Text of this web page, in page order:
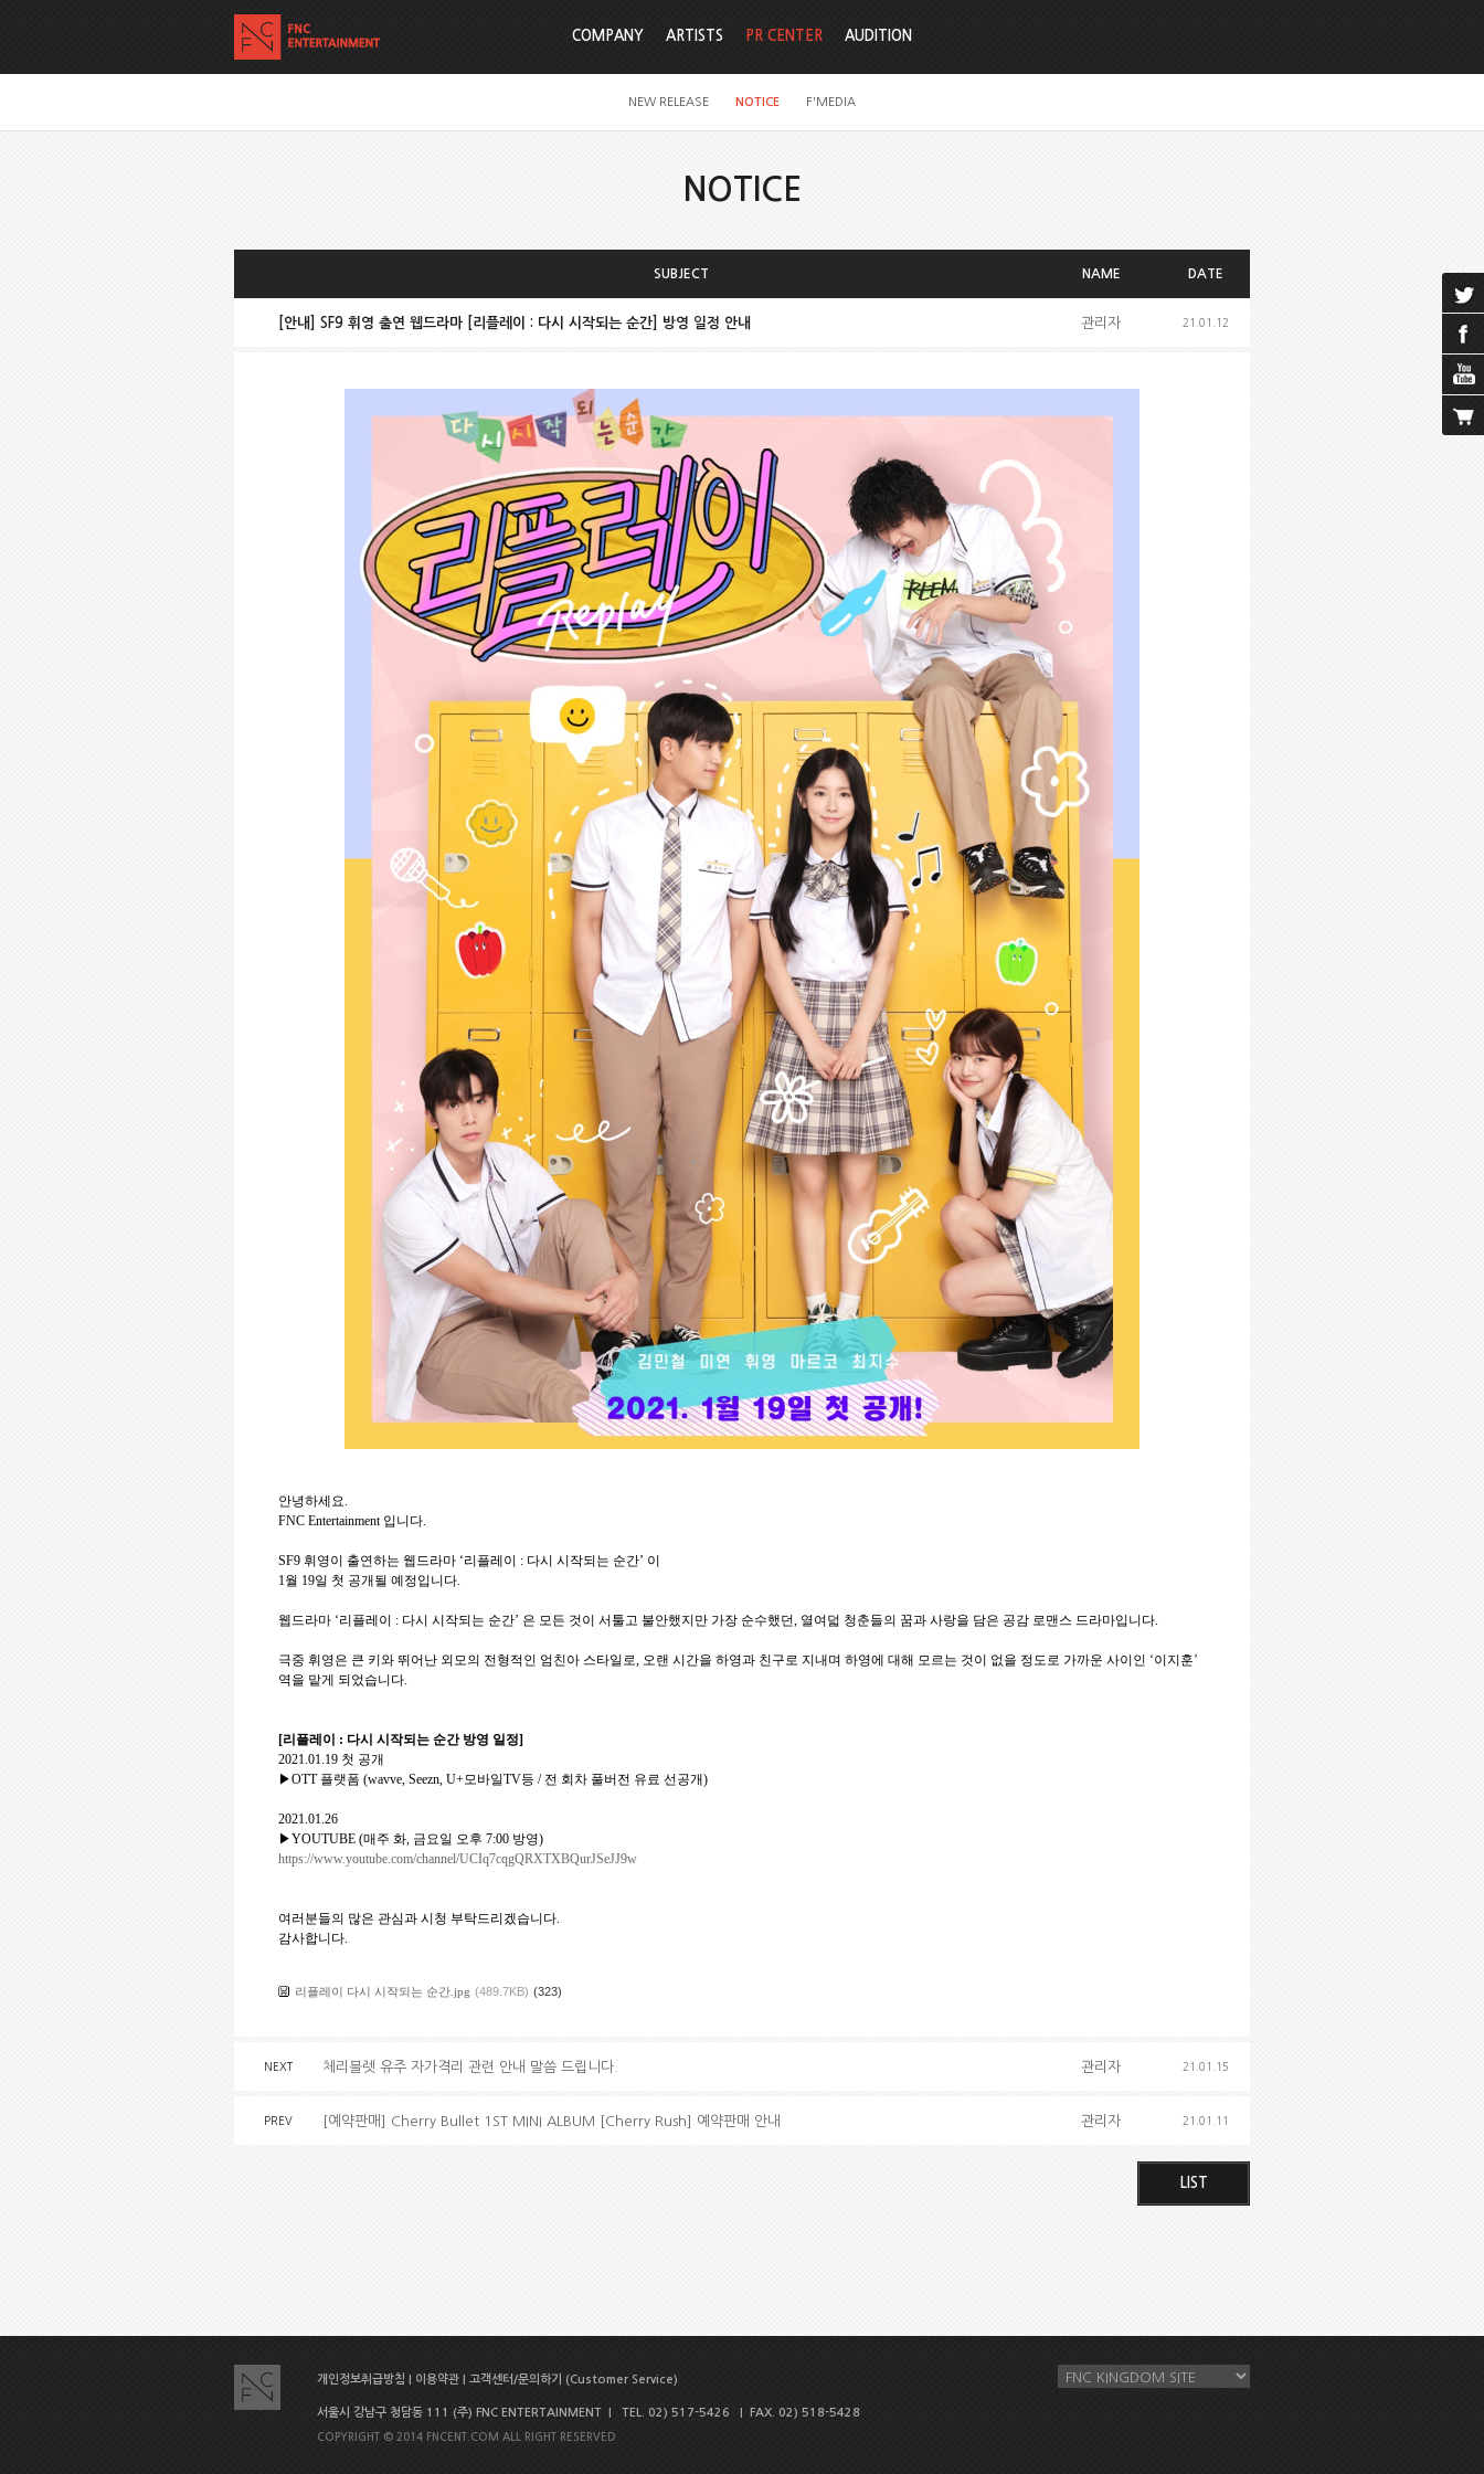
COMPANY ARTISTS PR CENTER
NEW RELEASE NOTICE F'MEDIA
AUDITION
NOTICE
SUBJECT NAME DATE
[안내] SF9 휘영 출연 웹드라마 [리플레이 : 다시 시작되는 순간] 방영 일정 안내 관리자 21.01.12
안녕하세요.
FNC Entertainment 입니다.
SF9 휘영이 출연하는 웹드라마 ‘리플레이 : 다시 시작되는 순간’ 이
1월 19일 첫 공개 될 예정입니다.
웹드라마 ‘리플레이 : 다시 시작되는 순간’ 은 모든 것이 서툴고 불안했지만 가장 순수했던, 열여덟 청춘들의 꿈과 사랑을 담은 공감 로맨스 드라마입니다.
극중 휘영은 큰 키와 뛰어난 외모의 전형적인 엄친아 스타일로, 오랜 시간을 하영과 친구로 지내며 하영에 대해 모르는 것이 없을 정도로 가까운 사이인 ‘이지훈’
역을 맡게 되었습니다.
[리플레이 : 다시 시작되는 순간 방영 일정]
2021.01.19 첫 공개
▶OTT 플랫폼 (wavve, Seezn, U+모바일TV등 / 전 회차 풀버전 유료 선공개)
2021.01.26
▶YOUTUBE (매주 화, 금요일 오후 7:00 방영)
https://www.youtube.com/channel/UCIq7cqgQRXTXBQurJSeJJ9w
여러분들의 많은 관심과 시청 부탁드리겠습니다.
감사합니다.
리플레이 다시 시작되는 순간.jpg (489.7KB) (323)
NEXT 체리블렛 유주 자가격리 관련 안내 말씀 드립니다. 관리자 21.01.15
PREV [예약판매] Cherry Bullet 1ST MINI ALBUM [Cherry Rush] 예약판매 안내 관리자 21.01.11
LIST
개인정보취급방침 이용약관 고객센터/문의하기 (Customer Service)
서울시 강남구 청담동 111 (주) FNC ENTERTAINMENT | TEL. 02) 517-5426 | FAX. 02) 518-5428
COPYRIGHT © 2014 FNCENT.COM ALL RIGHT RESERVED